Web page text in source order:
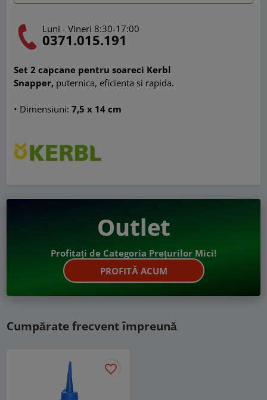
Luni - Vineri 8:30-17:00
0371.015.191
Set 2 capcane pentru soareci Kerbl
Snapper, puternica, eficienta si rapida.
• Dimensiuni:7,5 x 14 cm
Outlet
Profitați de Categoria Prețurilor Mici!
PROFITĂ ACUM
Cumpărate frecvent împreună
favorite_border